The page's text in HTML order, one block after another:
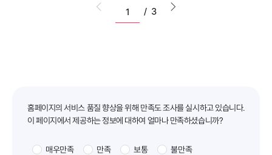
이전 목록으로 이동
/ 3
다음 목록으로 이동
홈페이지의 서비스 품질 향상을 위해 만족도 조사를 실시하고 있습니다.
이 페이지에서 제공하는 정보에 대하여 얼마나 만족하셨습니까?
매우만족 만족 보통 불만족